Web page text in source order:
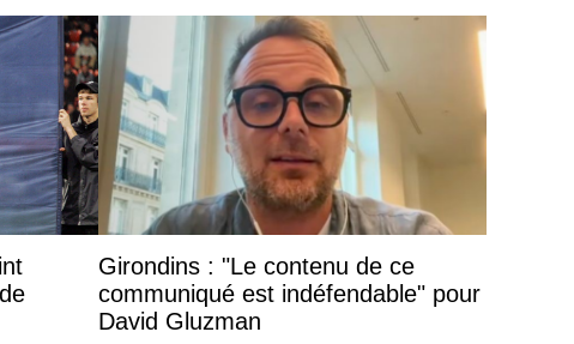
Girondins : "Le contenu de ce
communiqué est indéfendable" pour
David Gluzman